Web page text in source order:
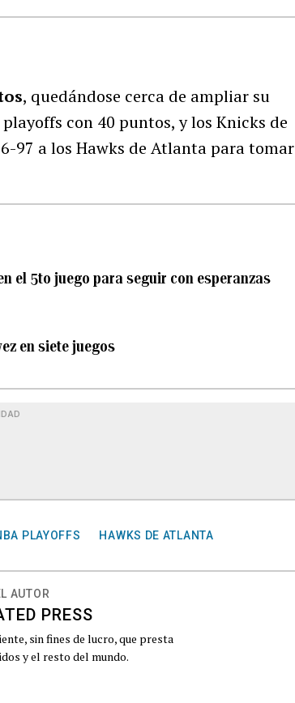
, quedándose cerca de ampliar su
con 40 puntos, y los Knicks de
97 a los Hawks de Atlanta para tomar
el 5to juego para seguir con esperanzas
en siete juegos
PLAYOFFS
HAWKS DE ATLANTA
AUTOR
PRESS
sin fines de lucro, que presta
y el resto del mundo.